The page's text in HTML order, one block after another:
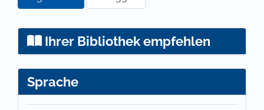
Ihrer Bibliothek empfehlen
Sprache